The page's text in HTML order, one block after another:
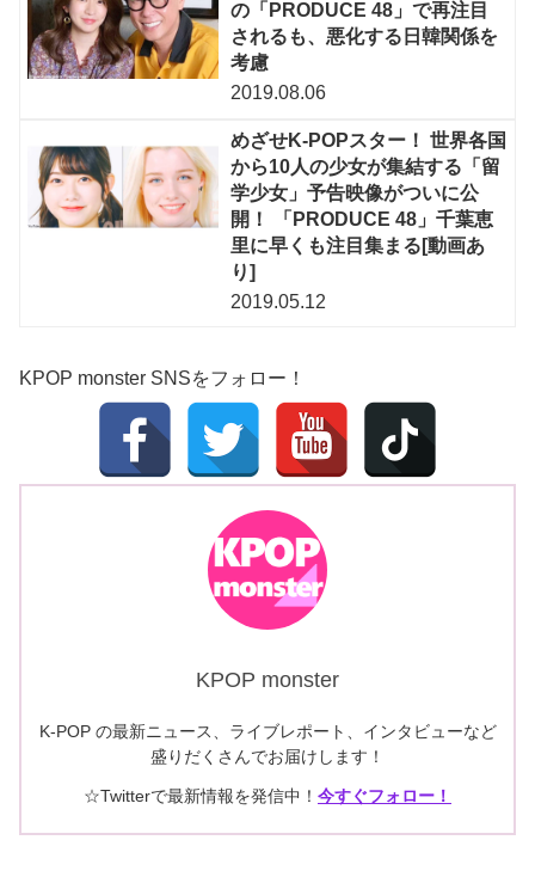
の「PRODUCE 48」で再注目
されるも、悪化する日韓関係を
考慮
2019.08.06
めざせK-POPスター！ 世界各国
から10人の少女が集結する「留
学少女」予告映像がついに公
開！ 「PRODUCE 48」千葉恵
里に早くも注目集まる[動画あ
り]
2019.05.12
KPOP monster SNSをフォロー！
KPOP monster
K-POP の最新ニュース、ライブレポート、インタビューなど
盛りだくさんでお届けします！
☆Twitterで最新情報を発信中！ 今すぐフォロー！